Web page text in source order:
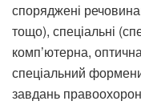
споряджені
тощо), спеціальні
комп’ютерна,
спеціальний
завдань